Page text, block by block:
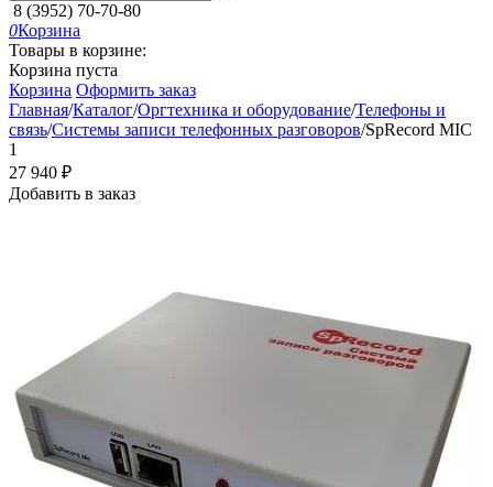
8 (3952) 70-70-80
0Корзина
Товары в корзине:
Корзина пуста
Корзина Оформить заказ
Главная/Каталог/Оргтехника и оборудование/Телефоны и
связь/Системы записи телефонных разговоров/SpRecord MIC
1
27 940 ₽
Добавить в заказ